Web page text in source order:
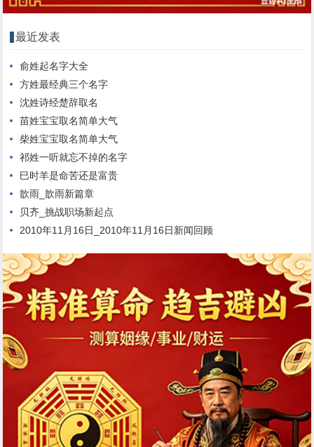
最近发表
俞姓起名字大全
方姓最经典三个名字
沈姓诗经楚辞取名
苗姓宝宝取名简单大气
柴姓宝宝取名简单大气
祁姓一听就忘不掉的名字
巳时羊是命苦还是富贵
歆雨_歆雨新篇章
贝齐_挑战职场新起点
2010年11月16日_2010年11月16日新闻回顾